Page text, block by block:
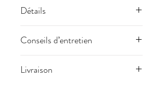
Détails
couleur écru, sur le devant. La
doublure intérieure est en coton
noir. Finition "bord franc".
Conseils d’entretien
conseillé.
Livraison